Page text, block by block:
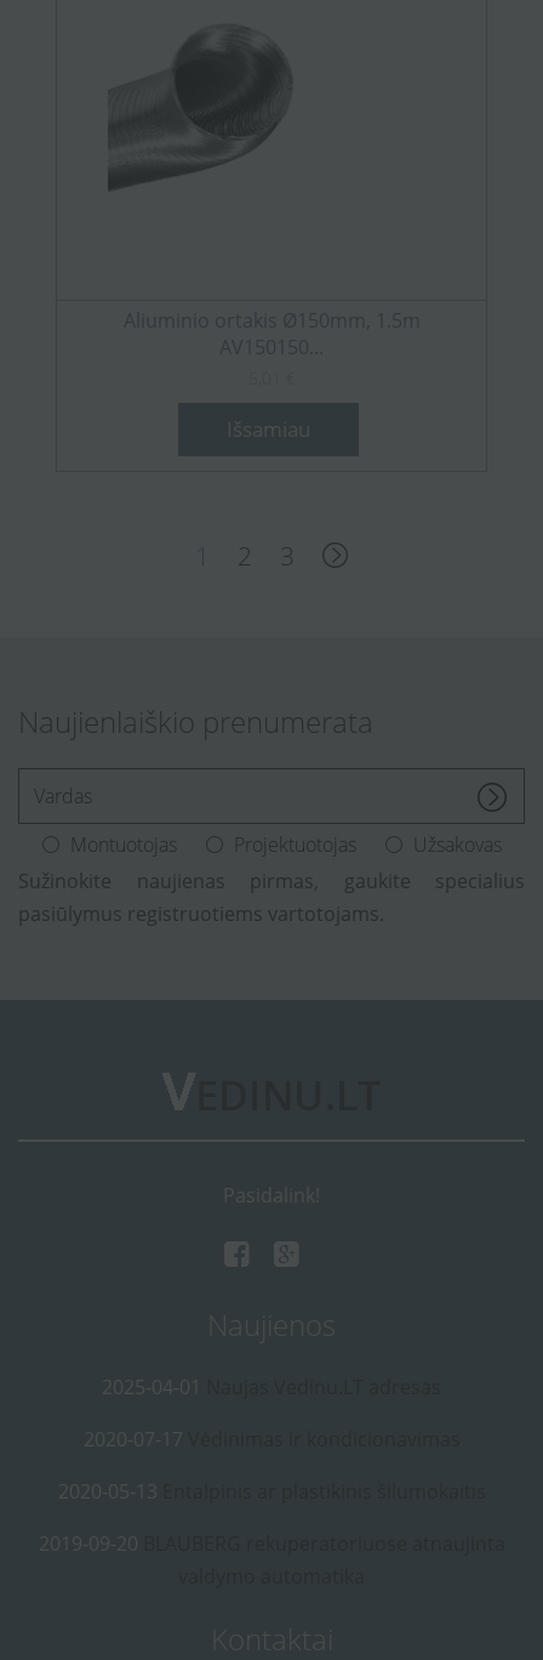
Aliuminio ortakis Ø150mm, 1.5m
AV150150...
Išsamiau
1 2 3
Naujienlaiškio prenumerata
Montuotojas Projektuotojas
Užsakovas
Sužinokite naujienas pirmas, gaukite specialius
pasiūlymus registruotiems vartotojams.
Pasidalink!
Naujienos
2025-04-01
2020-07-17
2020-05-13
2019-09-20
Kontaktai